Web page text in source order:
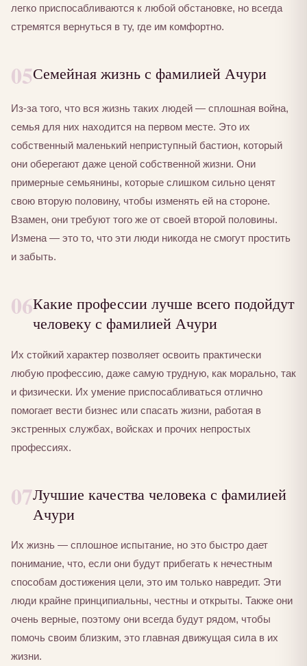
легко приспосабливаются к любой обстановке, но всегда
стремятся вернуться в ту, где им комфортно.
05Семейная жизнь с фамилией Ачури
Из-за того, что вся жизнь таких людей — сплошная война,
семья для них находится на первом месте. Это их
собственный маленький неприступный бастион, который
они оберегают даже ценой собственной жизни. Они
примерные семьянины, которые слишком сильно ценят
свою вторую половину, чтобы изменять ей на стороне.
Взамен, они требуют того же от своей второй половины.
Измена — это то, что эти люди никогда не смогут простить
и забыть.
06Какие профессии лучше всего подойдут
человеку с фамилией Ачури
Их стойкий характер позволяет освоить практически
любую профессию, даже самую трудную, как морально, так
и физически. Их умение приспосабливаться отлично
помогает вести бизнес или спасать жизни, работая в
экстренных службах, войсках и прочих непростых
профессиях.
07Лучшие качества человека с фамилией
Ачури
Их жизнь — сплошное испытание, но это быстро дает
понимание, что, если они будут прибегать к нечестным
способам достижения цели, это им только навредит. Эти
люди крайне принципиальны, честны и открыты. Также они
очень верные, поэтому они всегда будут рядом, чтобы
помочь своим близким, это главная движущая сила в их
жизни.